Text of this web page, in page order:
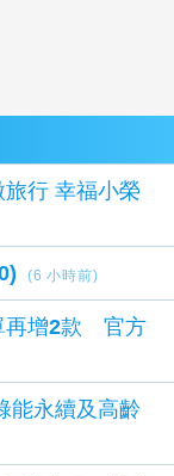
行 幸福小榮
(6 小時前)
再增2款 官方